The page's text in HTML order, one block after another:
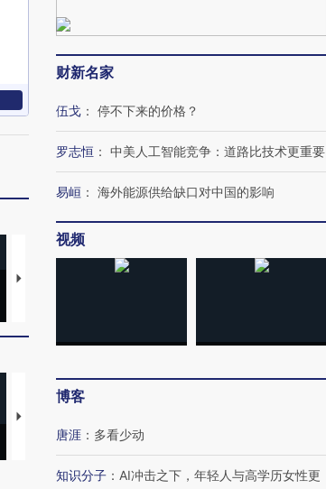
马航飞行员跨国走私7万
【推广】走进第四届链博
会，让数智科技“链”接产
财新名家
伍戈 ： 停不下来的价格？
罗志恒 ： 中美人工智能竞争：道路比技术更重要
易峘 ： 海外能源供给缺口对中国的影响
视频
博客
唐涯 ： 多看少动
知识分子 ： AI冲击之下，年轻人与高学历女性更